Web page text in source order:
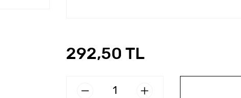
292,50 TL